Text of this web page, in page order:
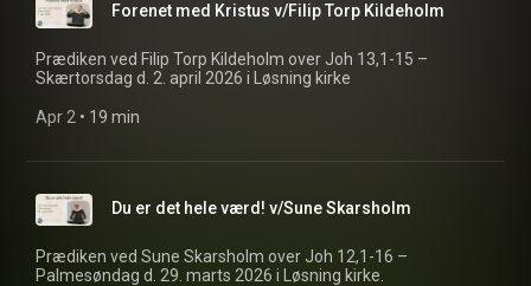
Forenet med Kristus v/Filip Torp Kildeholm
Prædiken ved Filip Torp Kildeholm over Joh 13,1-15 –
Skærtorsdag d. 2. april 2026 i Løsning kirke
Apr 2 • 19 min
Du er det hele værd! v/Sune Skarsholm
Prædiken ved Sune Skarsholm over Joh 12,1-16 –
Palmesøndag d. 29. marts 2026 i Løsning kirke.